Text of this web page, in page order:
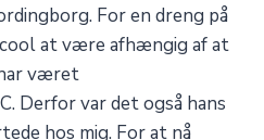
For en dreng på
at være afhængig af at
været
Derfor var det også hans
hos mig. For at nå